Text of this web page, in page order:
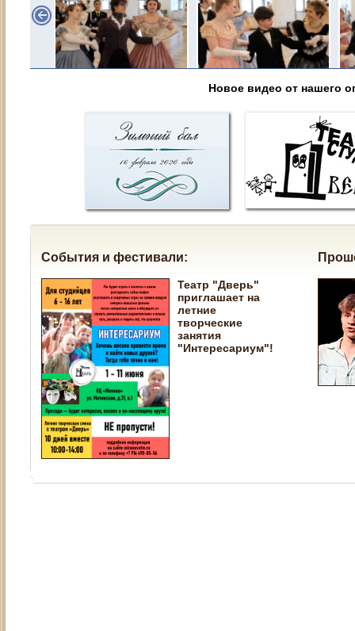
Новое видео от нашего
События и фестивали:
Театр "Дверь"
приглашает на
летние
творческие
занятия
"Интересариум"!